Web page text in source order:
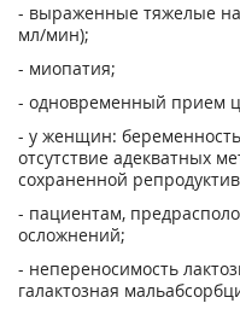
- выраженные тяжелые
мл/мин);
- миопатия;
- одновременный прием
- у женщин:
отсутствие адекватных
сохраненной
- пациентам,
осложнений;
- непереносимость
галактозная